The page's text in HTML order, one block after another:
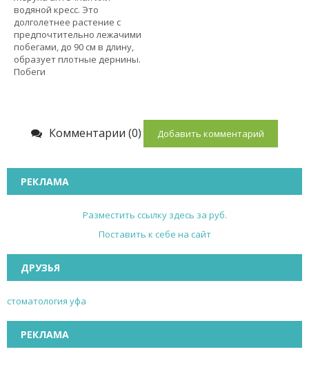
водяной кресс. Это
долголетнее растение с
предпочтительно лежачими
побегами, до 90 см в длину,
образует плотные дернины.
Побеги
Комментарии (0) Добавить комментарий
РЕКЛАМА
Разместить ссылку здесь за руб.
Поставить к себе на сайт
ДРУЗЬЯ
стоматология уфа
РЕКЛАМА